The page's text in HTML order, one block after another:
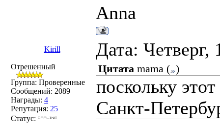
Anna
Kirill Дата:
Отрешенный
Группа: Проверенные
Сообщений: 2089
Награды: 4
Репутация: 25
Статус:
Цитата mama ( )
поскольку
Санкт-